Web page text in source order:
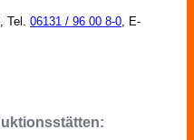
Tel. 06131 / 96 00 8-0, E-